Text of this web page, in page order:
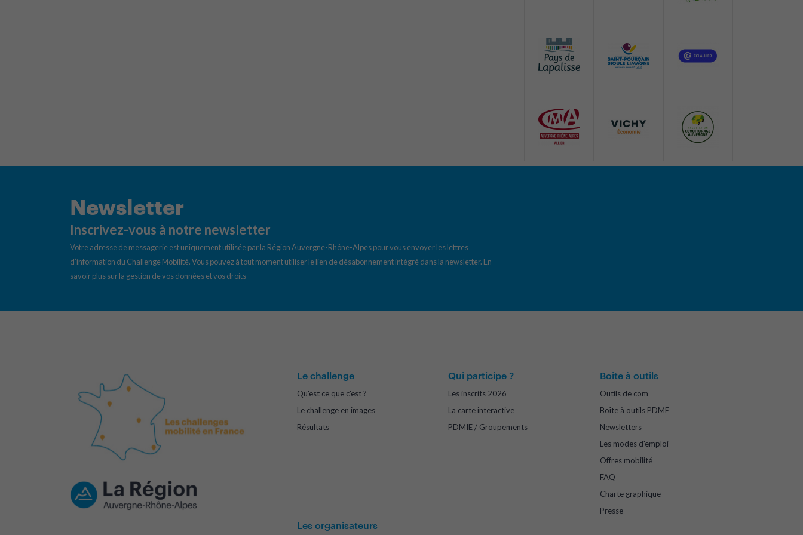
Newsletter
Inscrivez-vous à notre newsletter
Votre adresse de messagerie est uniquement utilisée par la Région Auvergne-Rhône-Alpes pour vous envoyer les lettres
d’information du Challenge Mobilité. Vous pouvez à tout moment utiliser le lien de désabonnement intégré dans la newsletter. En
savoir plus sur la gestion de vos données et vos droits
Le challenge
Qu'est ce que c'est ?
Le challenge en images
Résultats
Qui participe ?
Les inscrits 2026
La carte interactive
PDMIE / Groupements
Boite à outils
Outils de com
Boîte à outils PDME
Newsletters
Les modes d'emploi
Offres mobilité
FAQ
Charte graphique
Presse
Les organisateurs